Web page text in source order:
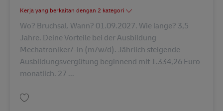
Kerja yang berkaitan dengan 2 kategori
Wo? Bruchsal. Wann? 01.09.2027. Wie lange? 3,5
Jahre. Deine Vorteile bei der Ausbildung
Mechatroniker/-in (m/w/d). Jährlich steigende
Ausbildungsvergütung beginnend mit 1.334,26 Euro
monatlich. 27 ...